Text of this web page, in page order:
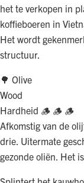
het te verkopen in
koffieboeren in
Het wordt
structuur.
🌳 Olive
Hardheid 🪵 🪵 🪵
Afkomstig van de
drie. Uitermate
gezonde oliën. Het